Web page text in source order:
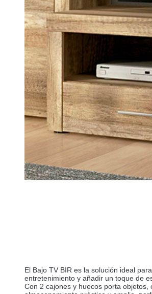
El Bajo TV BIR es la solución ideal
entretenimiento y añadir un toque de
Con 2 cajones y huecos porta objetos,